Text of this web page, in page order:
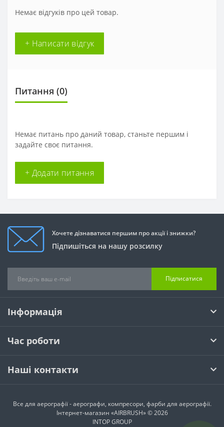
Немає відгуків про цей товар.
+ Написати відгук
Питання (0)
Немає питань про даний товар, станьте першим і
задайте своє питання.
+ Додати питання
Хочете дізнаватися першим про акції і знижки?
Підпишіться на нашу розсилку
Підписатися
Інформація
Час роботи
Наші контакти
Все для аерографії - аерографи, компресори, фарби для аерографії.
Інтернет-магазин «AIRBRUSH» © 2026
INTOP GROUP